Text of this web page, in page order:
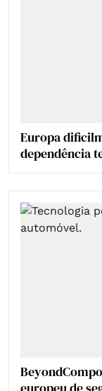
Europa
dependência